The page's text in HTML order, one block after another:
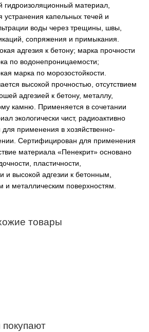
гидроизоляционный материал,
устранения капельных течей и
воды через трещины, швы,
сопряжения и примыкания.
адгезия к бетону; марка прочности
по водонепроницаемости;
марка по морозостойкости.
высокой прочностью, отсутствием
адгезией к бетону, металлу,
камню. Применяется в сочетании
экологически чист, радиоактивно
применения в хозяйственно-
Сертифицирован для применения
материала «Пенекрит» основано
пластичности,
и высокой адгезии к бетонным,
металлическим поверхностям.
товары